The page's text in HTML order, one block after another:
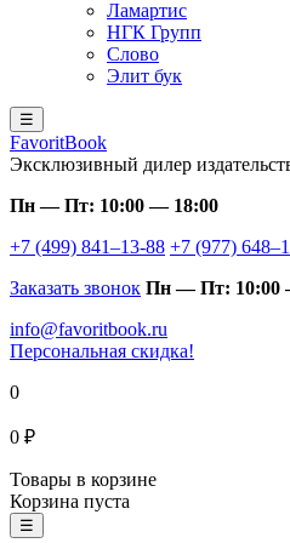
Ламартис
НГК Групп
Слово
Элит бук
☰
FavoritBook
Эксклюзивный дилер
Пн — Пт: 10:00 — 18:00
+7 (499) 841–13-88 +7 (977)
Заказать звонок Пн — Пт: 10:00
info@favoritbook.ru
Персональная скидка!
0
0 ₽
Товары в корзине
Корзина пуста
☰